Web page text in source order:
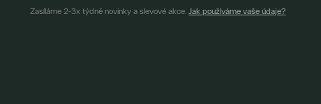
Zasíláme 2-3x týdně novinky a slevové akce.Jak používáme vaše údaje?